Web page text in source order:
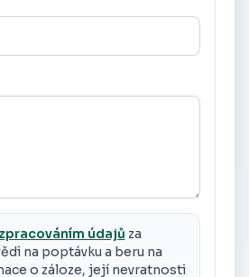
údajů za
na poptávku a beru na
o záloze, její nevratnosti